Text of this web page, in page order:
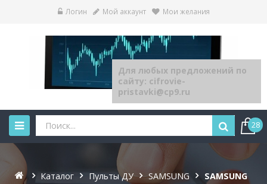
Логин Мой аккаунт Мои желания
28
Каталог Пульты ДУ SAMSUNG
SAMSUNG
Для любых предложений по
сайту: cifrovie-
pristavki@cp9.ru